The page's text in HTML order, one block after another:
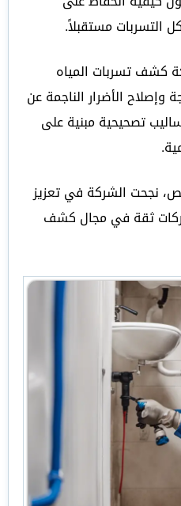
التسربات مستقبلاً.
كشف تسربات المياه
وإصلاح الأضرار الناجمة عن
تصحيحية مبنية على
نجحت الشركة في تعزيز
ثقة في مجال كشف